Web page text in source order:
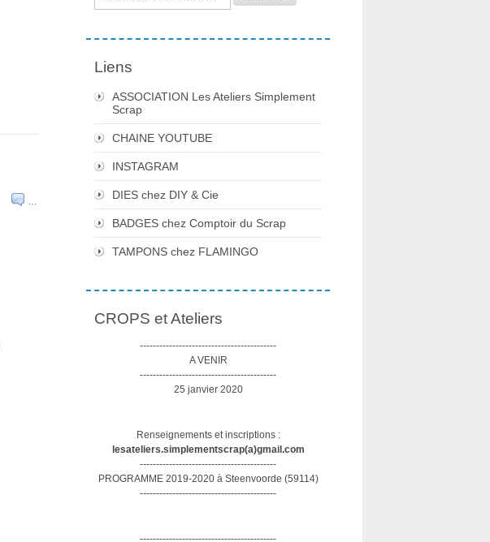
…
Liens
ASSOCIATION Les Ateliers Simplement
Scrap
CHAINE YOUTUBE
INSTAGRAM
DIES chez DIY & Cie
BADGES chez Comptoir du Scrap
TAMPONS chez FLAMINGO
CROPS et Ateliers
------------------------------------------
A VENIR
------------------------------------------
25 janvier 2020
Renseignements et inscriptions :
lesateliers.simplementscrap(a)gmail.com
------------------------------------------
PROGRAMME 2019-2020 à Steenvoorde (59114)
------------------------------------------
------------------------------------------